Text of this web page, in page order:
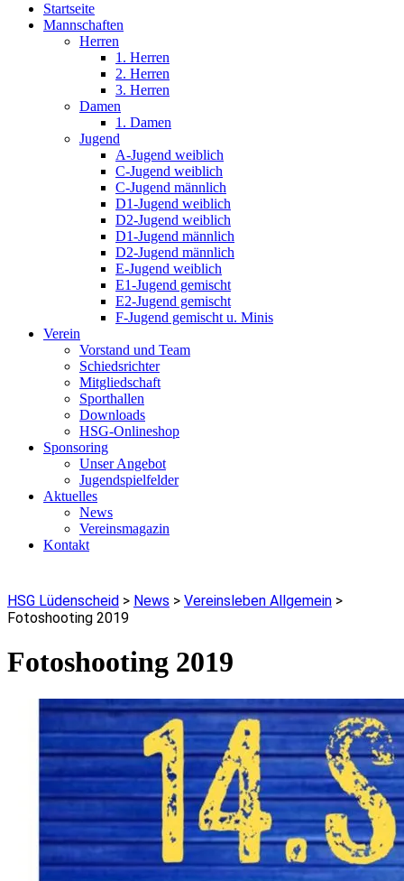
Startseite
Mannschaften
Herren
1. Herren
2. Herren
3. Herren
Damen
1. Damen
Jugend
A-Jugend weiblich
C-Jugend weiblich
C-Jugend männlich
D1-Jugend weiblich
D2-Jugend weiblich
D1-Jugend männlich
D2-Jugend männlich
E-Jugend weiblich
E1-Jugend gemischt
E2-Jugend gemischt
F-Jugend gemischt u. Minis
Verein
Vorstand und Team
Schiedsrichter
Mitgliedschaft
Sporthallen
Downloads
HSG-Onlineshop
Sponsoring
Unser Angebot
Jugendspielfelder
Aktuelles
News
Vereinsmagazin
Kontakt
HSG Lüdenscheid > News > Vereinsleben Allgemein >
Fotoshooting 2019
Fotoshooting 2019